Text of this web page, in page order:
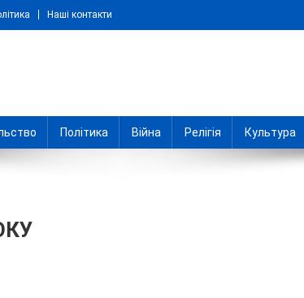
Наші контакти
Політика Війна Релігія Культура